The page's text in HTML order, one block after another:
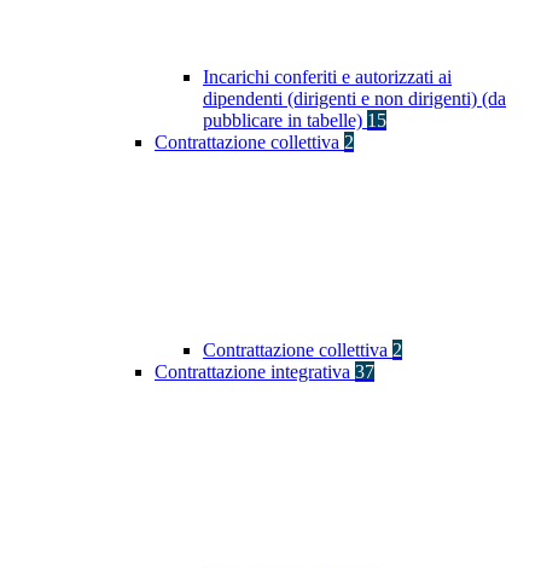
Incarichi conferiti e autorizzati ai
dipendenti (dirigenti e non dirigenti) (da
pubblicare in tabelle) 15
Contrattazione collettiva 2
Contrattazione collettiva 2
Contrattazione integrativa 37